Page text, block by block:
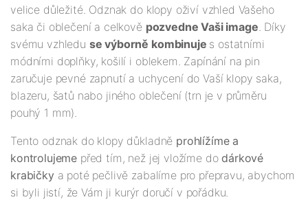
velice důležité. Odznak do klopy oživí vzhled Vašeho
saka či oblečení a celkově pozvedne Vaši image . Díky
svému vzhledu se výborně kombinuje s ostatními
módními doplňky, košilí i oblekem. Zapínání na pin
zaručuje pevné zapnutí a uchycení do Vaší klopy saka,
blazeru, šatů nabo jiného oblečení (trn je v průměru
pouhý 1 mm).
Tento odznak do klopy důkladně prohlížíme a
kontrolujeme před tím, než jej vložíme do dárkové
krabičkya poté pečlivě zabalíme pro přepravu, abychom
si byli jistí, že Vám ji kurýr doručí v pořádku.